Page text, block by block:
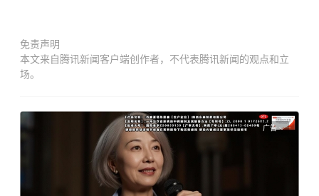
免责声明
本文来自腾讯新闻客户端创作者，不代表腾讯新闻的观点和立
场。
广告